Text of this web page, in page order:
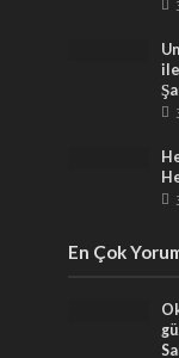
En Çok